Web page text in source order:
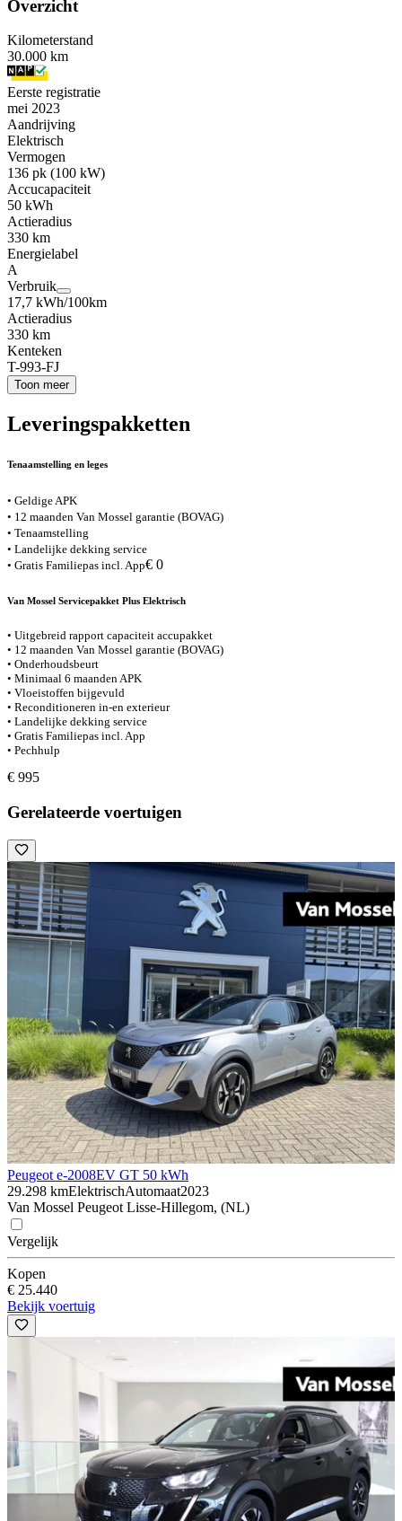
Overzicht
Kilometerstand
30.000 km
Eerste registratie
mei 2023
Aandrijving
Elektrisch
Vermogen
136 pk (100 kW)
Accucapaciteit
50 kWh
Actieradius
330 km
Energielabel
A
Verbruik
17,7 kWh/100km
Actieradius
330 km
Kenteken
T-993-FJ
Toon meer
Leveringspakketten
Tenaamstelling en leges
• Geldige APK
• 12 maanden Van Mossel garantie (BOVAG)
• Tenaamstelling
• Landelijke dekking service
• Gratis Familiepas incl. App€ 0
Van Mossel Servicepakket Plus Elektrisch
• Uitgebreid rapport capaciteit accupakket
• 12 maanden Van Mossel garantie (BOVAG)
• Onderhoudsbeurt
• Minimaal 6 maanden APK
• Vloeistoffen bijgevuld
• Reconditioneren in-en exterieur
• Landelijke dekking service
• Gratis Familiepas incl. App
• Pechhulp
€ 995
Gerelateerde voertuigen
Peugeot e-2008EV GT 50 kWh
29.298 kmElektrischAutomaat2023
Van Mossel Peugeot Lisse-Hillegom, (NL)
Vergelijk
Kopen
€ 25.440
Bekijk voertuig